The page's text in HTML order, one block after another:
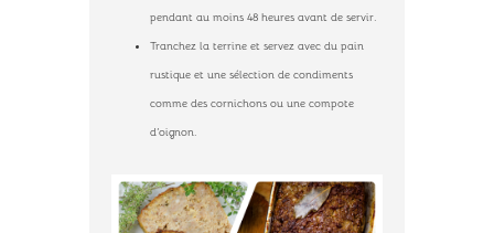
pendant au moins 48 heures avant de servir.
Tranchez la terrine et servez avec du pain
rustique et une sélection de condiments
comme des cornichons ou une compote
d’oignon.